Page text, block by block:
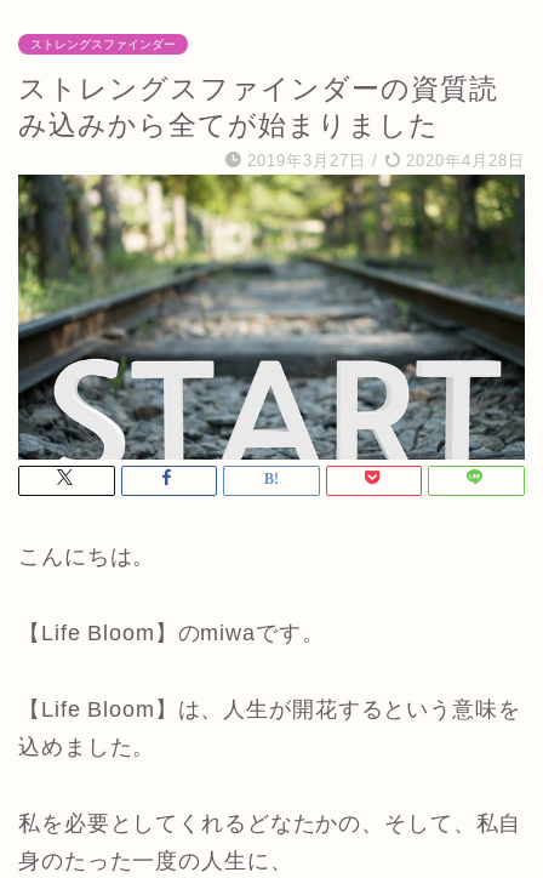
ストレングスファインダー
ストレングスファインダーの資質読
み込みから全てが始まりました
2019年3月27日 / 2020年4月28日
こんにちは。
【Life Bloom】のmiwaです。
【Life Bloom】は、人生が開花するという意味を
込めました。
私を必要としてくれるどなたかの、そして、私自
身のたった一度の人生に、